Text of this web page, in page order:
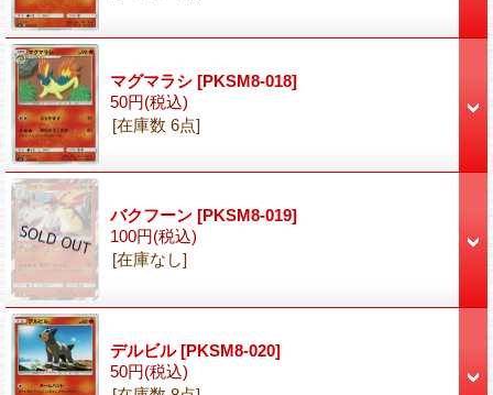
マグマラシ [PKSM8-018]
50円(税込)
[在庫数 6点]
バクフーン [PKSM8-019]
100円(税込)
[在庫なし]
デルビル[PKSM8-020]
50円(税込)